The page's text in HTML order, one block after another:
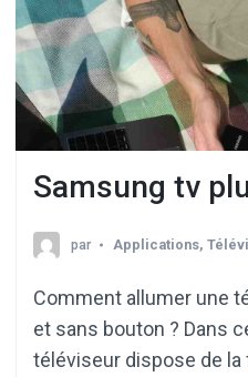
Samsung tv
par Applications,
Comment allumer une
et sans bouton ? Dans
téléviseur dispose de